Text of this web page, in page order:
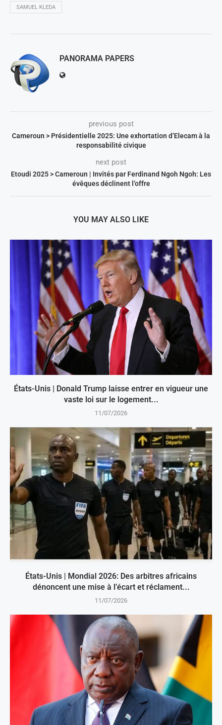
SAMUEL KLEDA
PANORAMA PAPERS
previous post
Cameroun > Présidentielle 2025: Une exhortation d’Elecam à la
responsabilité civique
next post
Etoudi 2025 > Cameroun | Invités par Ferdinand Ngoh Ngoh: Les
évêques déclinent l’offre
YOU MAY ALSO LIKE
États-Unis | Donald Trump laisse entrer en vigueur une
vaste loi sur le logement...
11/07/2026
États-Unis | Mondial 2026: Des arbitres africains
dénoncent une mise à l’écart et réclament...
11/07/2026